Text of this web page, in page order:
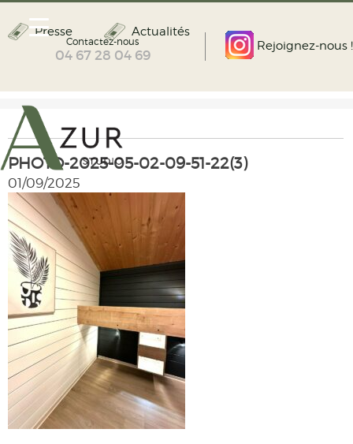
Rejoignez-nous !
Contactez-nous
04 67 28 04 69
Presse Actualités
PHOTO-2025-05-02-09-51-22(3)
01/09/2025